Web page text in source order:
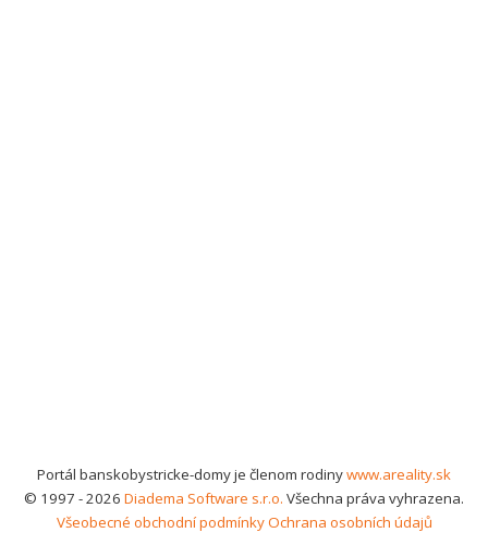
Portál banskobystricke-domy je členom rodinywww.areality.sk
© 1997 - 2026 Diadema Software s.r.o. Všechna práva vyhrazena.
Všeobecné obchodní podmínkyOchrana osobních údajů